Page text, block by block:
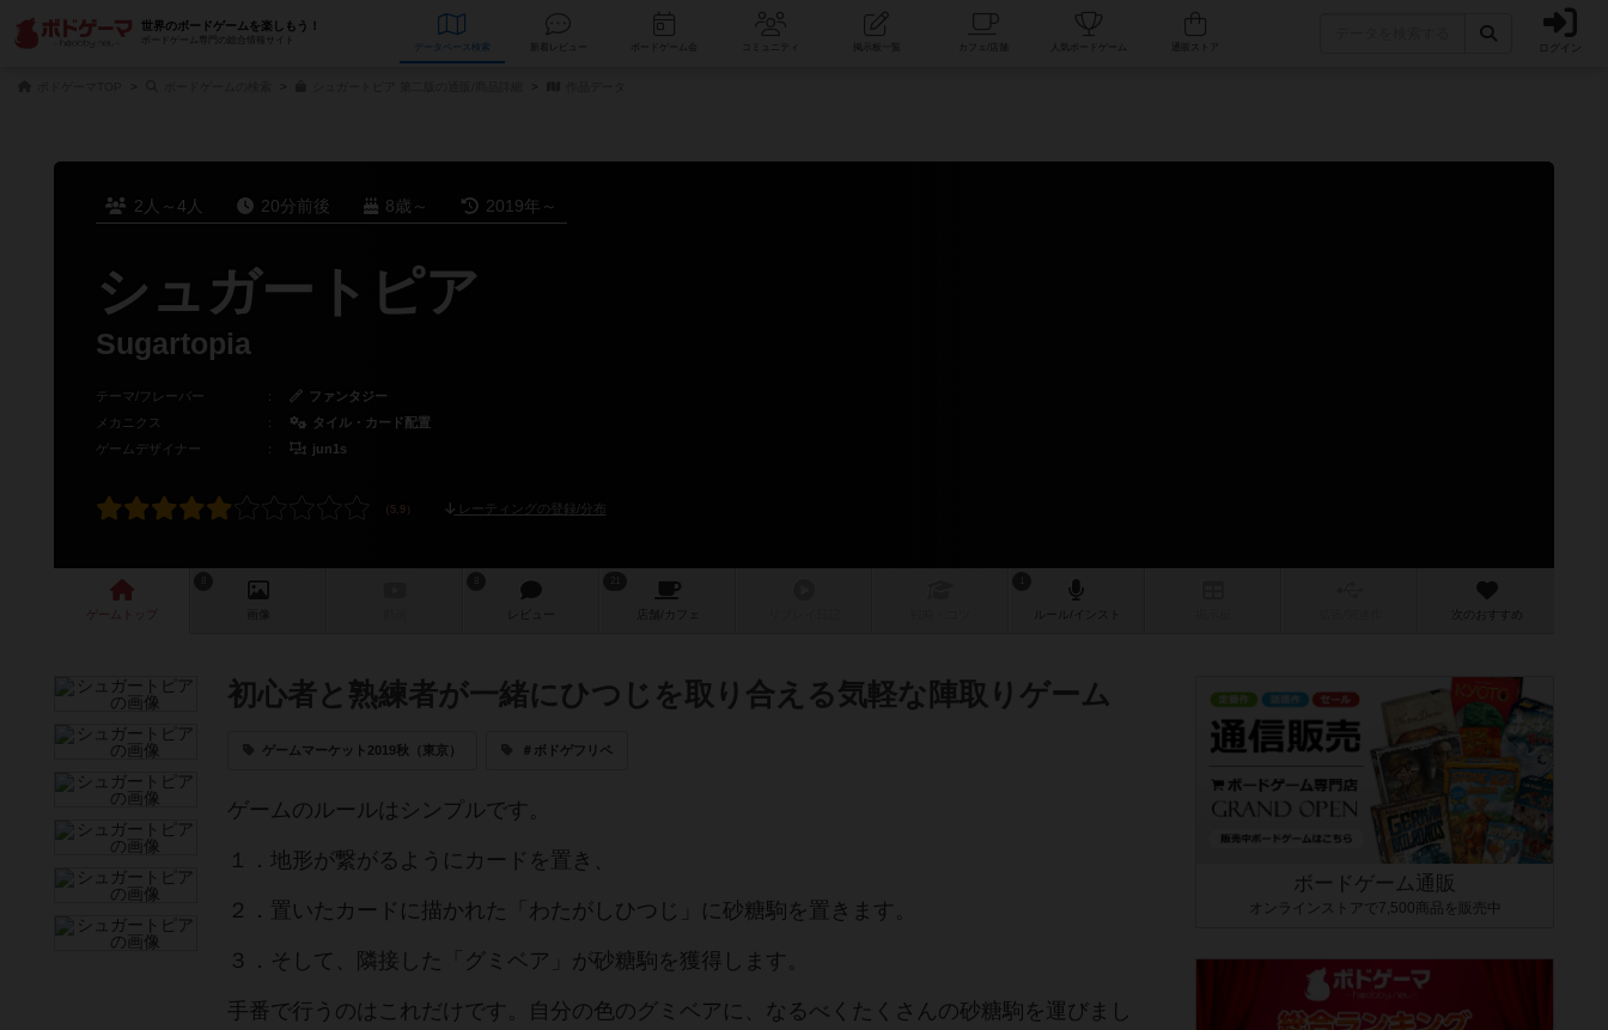
世界のボードゲームを楽しもう！
ボードゲーム専門の総合情報サイト
データベース コミュニティ 人気ボードゲーム ログイン
2人～4人 20分前後 8歳～ 2019年～
シュガートピア
Sugartopia
テーマ/フレーバー ：
ファンタジー
メカニクス
：
タイル・カード配置
ゲームデザイナー
： jun1s
レーティングの登録/分布
ゲーム 画像 レビュー 店舗/ カフェ 次のおすすめ
初心者と熟練者が一緒にひつじを取り合える気軽な陣取りゲーム
ゲームマーケット2019秋（東京） ＃ボドゲフリペ
ゲームのルールはシンプルです。
１．地形が繋がるようにカードを置き、
２．置いたカードに描かれた「わたがしひつじ」に砂糖駒を置きます。
３．そして、隣接した「グミベア」が砂糖駒を獲得します。
手番で行うのはこれだけです。自分の色のグミベアに、なるべくたくさんの砂糖駒を運びまし
ボードゲーム通販
オンラインストアで7,500商品を販売中